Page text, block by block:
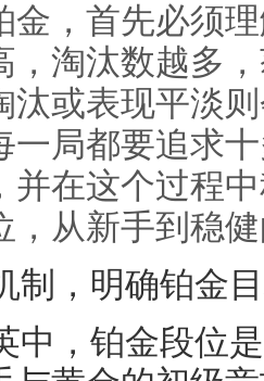
金，首先必须
，淘汰数越多
汰或表现平淡
一局都要追求
并在这个过程
，从新手到稳
制，明确铂金
中，铂金段位